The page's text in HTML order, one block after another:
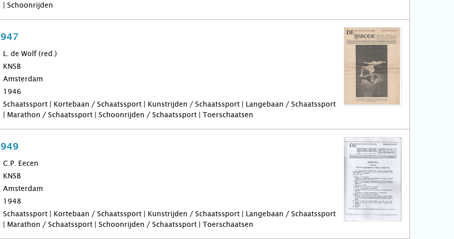
| Schoonrijden
L. de Wolf (red.)
KNSB
Amsterdam
1946
Schaatssport | Kortebaan / Schaatssport | Kunstrijden / Schaatssport | Langebaan / Schaatssport
| Marathon / Schaatssport | Schoonrijden / Schaatssport | Toerschaatsen
C.P. Eecen
KNSB
Amsterdam
1948
Schaatssport | Kortebaan / Schaatssport | Kunstrijden / Schaatssport | Langebaan / Schaatssport
| Marathon / Schaatssport | Schoonrijden / Schaatssport | Toerschaatsen